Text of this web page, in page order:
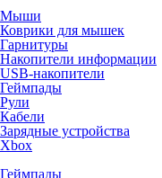
Мыши
Коврики для мышек
Гарнитуры
Накопители информации
USB-накопители
Геймпады
Рули
Кабели
Зарядные устройства
Xbox
Геймпады